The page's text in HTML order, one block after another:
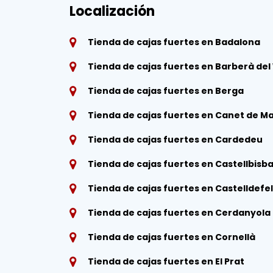
Localización
Tienda de cajas fuertes en Badalona
Tienda de cajas fuertes en Barberà del
Tienda de cajas fuertes en Berga
Tienda de cajas fuertes en Canet de
Tienda de cajas fuertes en Cardedeu
Tienda de cajas fuertes en
Tienda de cajas fuertes en
Tienda de cajas fuertes en Cerdanyola
Tienda de cajas fuertes en Cornellà
Tienda de cajas fuertes en El Prat